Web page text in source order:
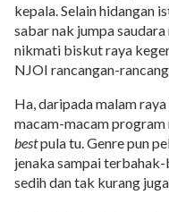
kepala. Selain hidangan
sabar nak jumpa
nikmati biskut raya
NJOI rancangan-
Ha, daripada malam
macam-macam program
bestpula tu. Genre pun
jenaka sampai
sedih dan tak kurang